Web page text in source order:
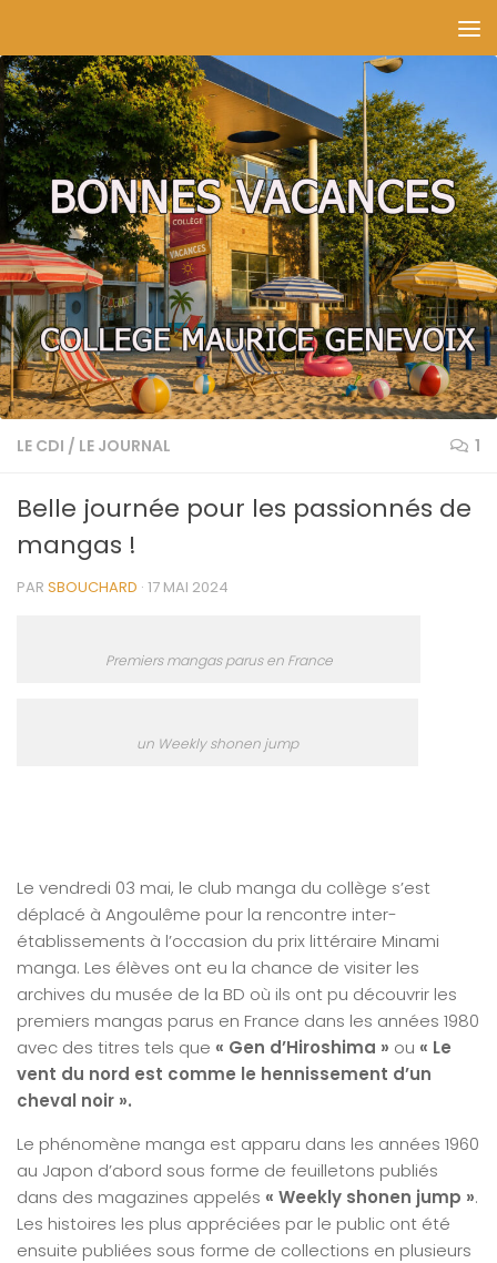
LE CDI / LE JOURNAL 1
Belle journée pour les passionnés de
mangas !
PAR SBOUCHARD · 17 MAI 2024
Premiers mangas parus en France
un Weekly shonen jump
Le vendredi 03 mai, le club manga du collège s’est
déplacé à Angoulême pour la rencontre inter-
établissements à l’occasion du prix littéraire Minami
manga. Les élèves ont eu la chance de visiter les
archives du musée de la BD où ils ont pu découvrir les
premiers mangas parus en France dans les années 1980
avec des titres tels que « Gen d’Hiroshima » ou « Le
vent du nord est comme le hennissement d’un
cheval noir ».
Le phénomène manga est apparu dans les années 1960
au Japon d’abord sous forme de feuilletons publiés
dans des magazines appelés « Weekly shonen jump ».
Les histoires les plus appréciées par le public ont été
ensuite publiées sous forme de collections en plusieurs